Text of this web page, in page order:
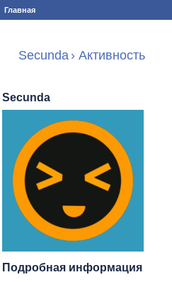
Главная
Secunda › Активность
Secunda
Подробная информация